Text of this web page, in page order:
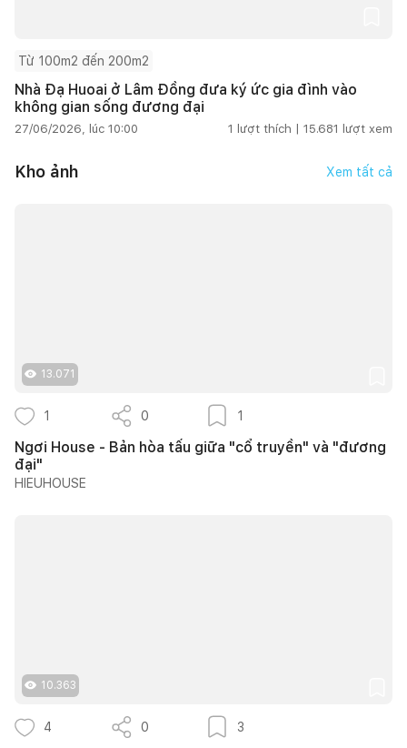
Từ 100m2 đến 200m2
Nhà Đạ Huoai ở Lâm Đồng đưa ký ức gia đình vào
không gian sống đương đại
27/06/2026, lúc 10:00 1 lượt thích | 15.681 lượt xem
Kho ảnh Xem tất cả
13.071
1 0 1
Ngơi House - Bản hòa tấu giữa "cổ truyền" và "đương
đại"
HIEUHOUSE
10.363
4 0 3